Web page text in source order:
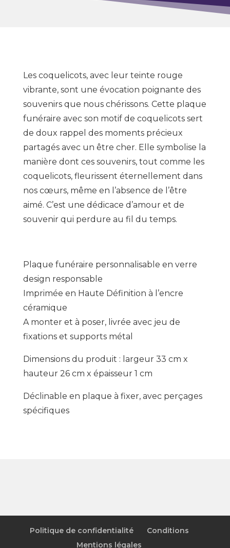
Les coquelicots, avec leur teinte rouge
vibrante, sont une évocation poignante des
souvenirs que nous chérissons. Cette plaque
funéraire avec son motif de coquelicots sert
de doux rappel des moments précieux
partagés avec un être cher. Elle symbolise la
manière dont ces souvenirs, tout comme les
coquelicots, fleurissent éternellement dans
nos cœurs, même en l’absence de l’être
aimé. C’est une dédicace d’amour et de
souvenir qui perdure au fil du temps.
Plaque funéraire personnalisable en verre
design responsable
Imprimée en Haute Définition à l’encre
céramique
A monter et à poser, livrée avec jeu de
fixations et supports métal
Dimensions du produit : largeur 33 cm x
hauteur 26 cm x épaisseur 1 cm
Déclinable en plaque à fixer, avec perçages
spécifiques
Politique de confidentialité
Conditions
Mentions légales